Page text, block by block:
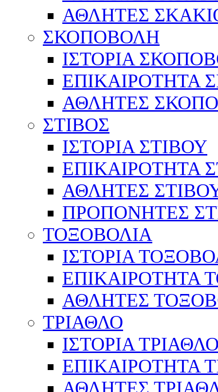
ΑΘΛΗΤΕΣ
ΣΚΟΠΟΒΟΛΗ
ΙΣΤΟΡΙΑ
ΕΠΙΚΑΙΡΟΤΗΤΑ
ΑΘΛΗΤΕΣ
ΣΤΙΒΟΣ
ΙΣΤΟΡΙΑ ΣΤΙΒΟΥ
ΕΠΙΚΑΙΡΟΤΗΤΑ
ΑΘΛΗΤΕΣ
ΠΡΟΠΟΝΗΤΕΣ
ΤΟΞΟΒΟΛΙΑ
ΙΣΤΟΡΙΑ
ΕΠΙΚΑΙΡΟΤΗΤΑ
ΑΘΛΗΤΕΣ
ΤΡΙΑΘΛΟ
ΙΣΤΟΡΙΑ
ΕΠΙΚΑΙΡΟΤΗΤΑ